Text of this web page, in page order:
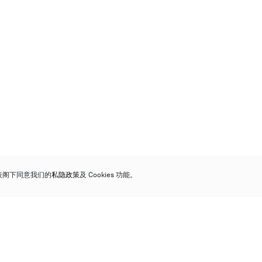
下同意我们的私隐政策及 Cookies 功能。